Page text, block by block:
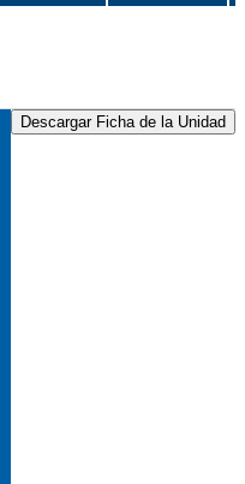
Descargar Ficha de la Unidad